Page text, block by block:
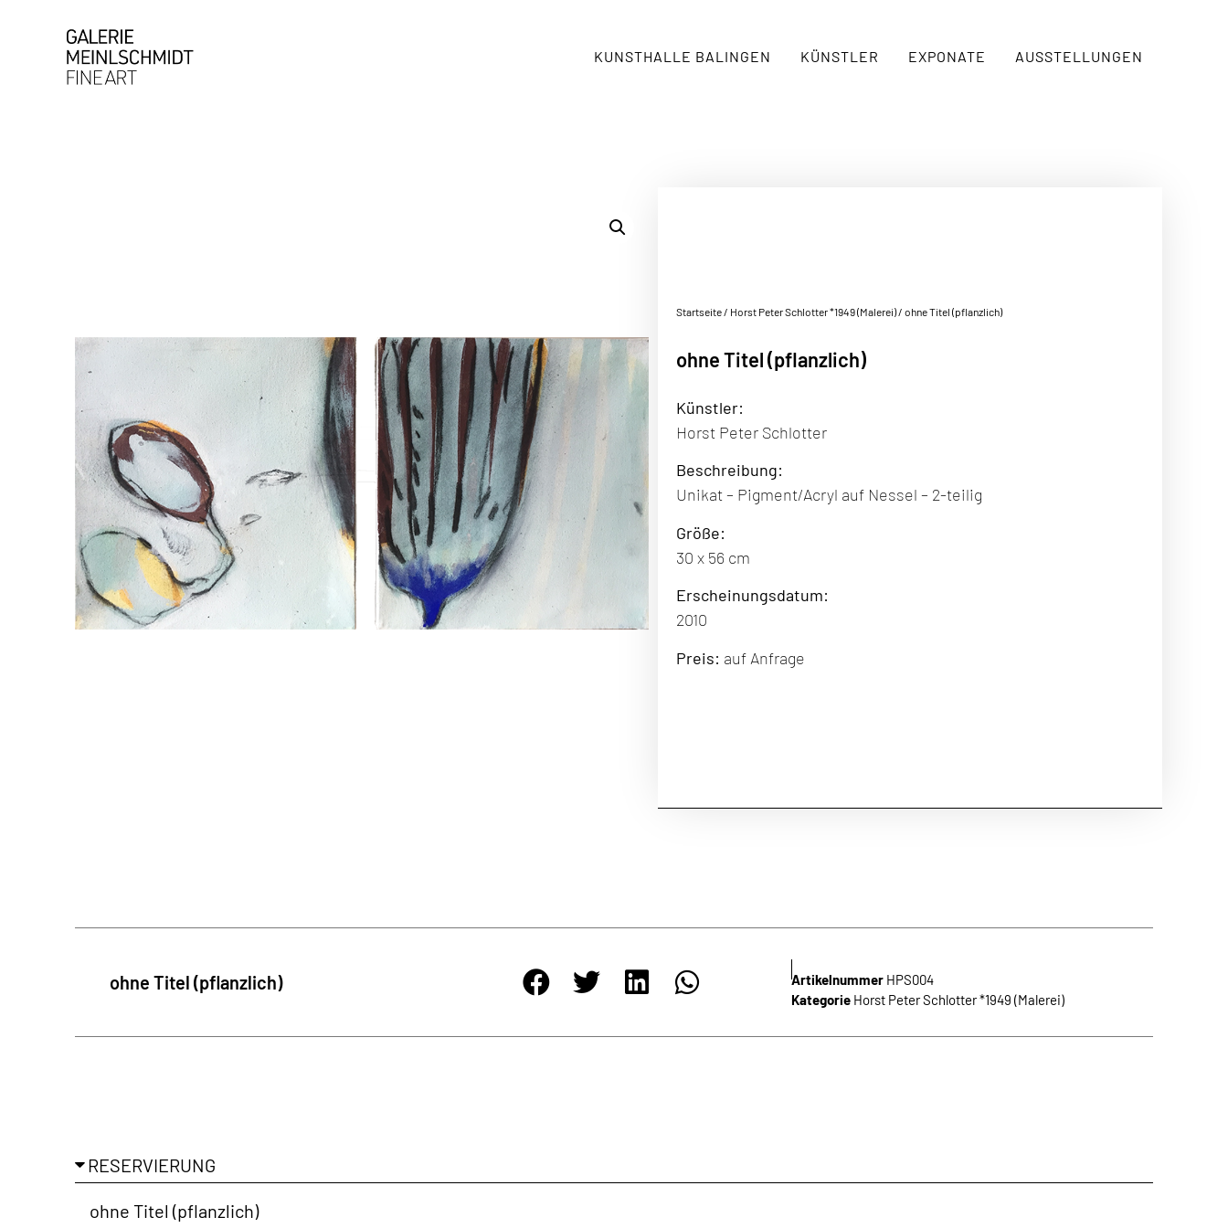
KUNSTHALLE BALINGEN KÜNSTLER EXPONATE AUSSTELLUNGEN
Startseite/ Horst Peter Schlotter *1949 (Malerei)/ ohne Titel (pflanzlich)
ohne Titel (pflanzlich)
Künstler:
Horst Peter Schlotter
Beschreibung:
Unikat – Pigment/Acryl auf Nessel – 2-teilig
Größe:
30 x 56 cm
Erscheinungsdatum:
2010
Preis: auf Anfrage
ohne Titel (pflanzlich) Artikelnummer HPS004
Kategorie Horst Peter Schlotter *1949 (Malerei)